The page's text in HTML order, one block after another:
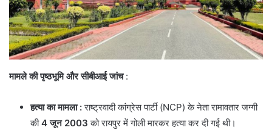
मामले की पृष्ठभूमि और सीबीआई जांच:
हत्या का मामला :राष्ट्रवादी कांग्रेस पार्टी (NCP) के नेता रामावतार जग्गी
की4 जून 2003 को रायपुर में गोली मारकर हत्या कर दी गई थी।